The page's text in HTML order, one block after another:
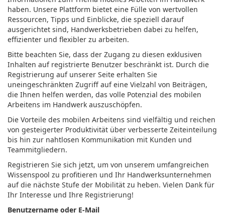
haben. Unsere Plattform bietet eine Fülle von wertvollen
Ressourcen, Tipps und Einblicke, die speziell darauf
ausgerichtet sind, Handwerksbetrieben dabei zu helfen,
effizienter und flexibler zu arbeiten.
Bitte beachten Sie, dass der Zugang zu diesen exklusiven
Inhalten auf registrierte Benutzer beschränkt ist. Durch die
Registrierung auf unserer Seite erhalten Sie
uneingeschränkten Zugriff auf eine Vielzahl von Beiträgen,
die Ihnen helfen werden, das volle Potenzial des mobilen
Arbeitens im Handwerk auszuschöpfen.
Die Vorteile des mobilen Arbeitens sind vielfältig und reichen
von gesteigerter Produktivität über verbesserte Zeiteinteilung
bis hin zur nahtlosen Kommunikation mit Kunden und
Teammitgliedern.
Registrieren Sie sich jetzt, um von unserem umfangreichen
Wissenspool zu profitieren und Ihr Handwerksunternehmen
auf die nächste Stufe der Mobilität zu heben. Vielen Dank für
Ihr Interesse und Ihre Registrierung!
Benutzername oder E-Mail